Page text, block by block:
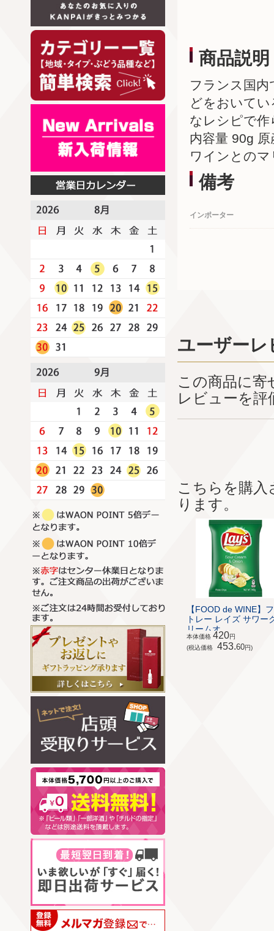
商品説明
フランス国
どをおいて
なレシピで作
内容量 90g
ワインとの
備考
インポーター
ユーザーレ
この商品に
レビューを評
こちらを購
ります。
【FOOD de WINE】
トレー レイズ サワー
リームオ...
本体価格 420円
(税込価格
453.60円)